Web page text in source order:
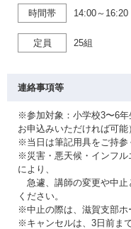
時間帯 14:00～16:20
定員 25組
連絡事項等
※参加対象：小学校3〜6
お申込みいただければ可能
※当日は筆記用具をご持参
※災害・悪天候・インフル
により、
急遽、講師の変更や中止
ください。
※中止の際は、滋賀支部ホ
※キャンセルは、3日前ま